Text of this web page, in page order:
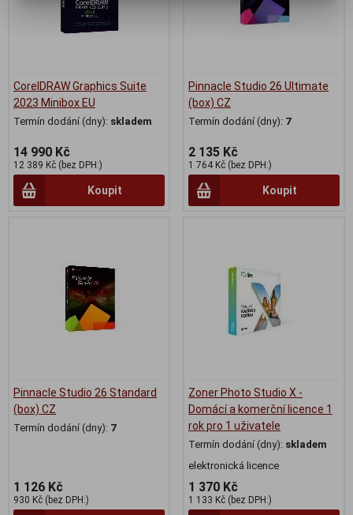
CorelDRAW Graphics Suite
2023 Minibox EU
Termín dodání (dny): skladem
14 990 Kč
12 389 Kč (bez DPH:)
Koupit
Pinnacle Studio 26 Ultimate
(box) CZ
Termín dodání (dny): 7
2 135 Kč
1 764 Kč (bez DPH:)
Koupit
Pinnacle Studio 26 Standard
(box) CZ
Termín dodání (dny): 7
1 126 Kč
930 Kč (bez DPH:)
Zoner Photo Studio X -
Domácí a komerční licence 1
rok pro 1 uživatele
Termín dodání (dny): skladem
elektronická licence
1 370 Kč
1 133 Kč (bez DPH:)